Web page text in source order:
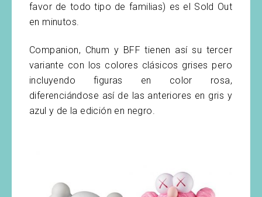
favor de todo tipo de familias) es el Sold Out
en minutos.
Companion, Chum y BFF tienen así su tercer
variante con los colores clásicos grises pero
incluyendo figuras en color rosa,
diferenciándose así de las anteriores en gris y
azul y de la edición en negro.